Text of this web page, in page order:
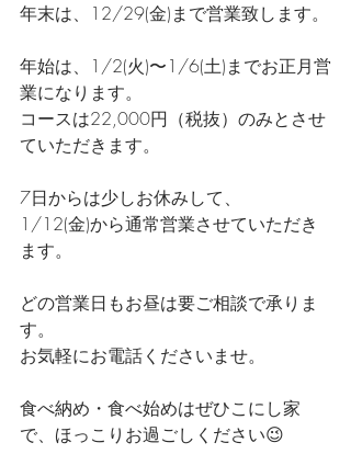
年末は、12/29(金)まで営業致します。
年始は、1/2(火)〜1/6(土)までお正月営
業になります。
コースは22,000円（税抜）のみとさせ
ていただきます。
7日からは少しお休みして、
1/12(金)から通常営業させていただき
ます。
どの営業日もお昼は要ご相談で承りま
す。
お気軽にお電話くださいませ。
食べ納め・食べ始めはぜひこにし家
で、ほっこりお過ごしください😉